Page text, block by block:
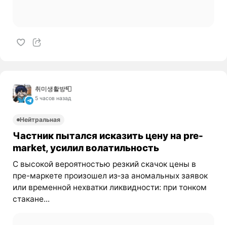
취미생활방📮
5 часов назад
Нейтральная
Частник пытался исказить цену на pre-
market, усилил волатильность
С высокой вероятностью резкий скачок цены в
пре-маркете произошел из‑за аномальных заявок
или временной нехватки ликвидности: при тонком
стакане...